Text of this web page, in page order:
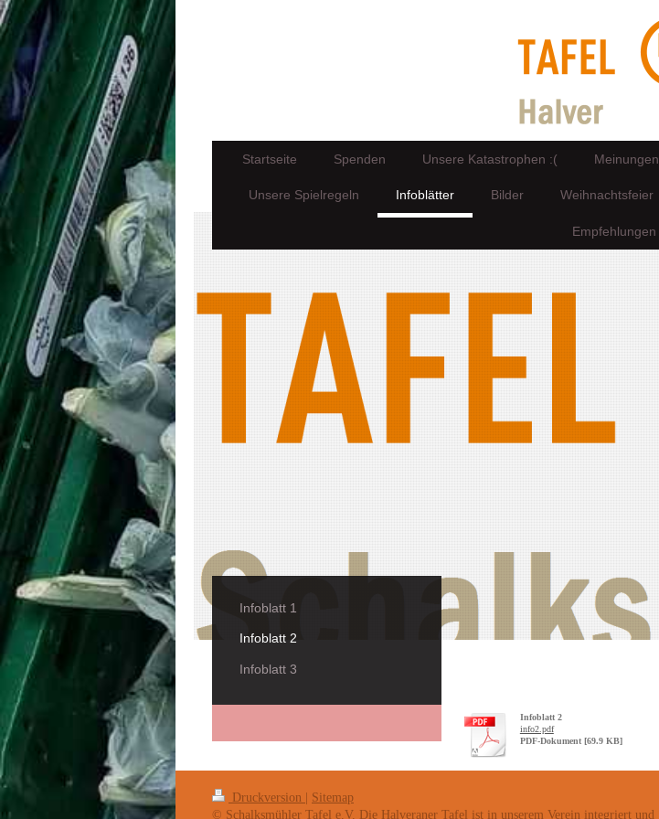
Startseite Spenden Unsere Katastrophen :( Meinungen
Unsere Spielregeln Infoblätter Bilder Weihnachtsfeier
Empfehlungen
Infoblatt 2
info2.pdf
PDF-Dokument [69.9 KB]
Infoblatt 1
Infoblatt 2
Infoblatt 3
Druckversion
Sitemap
© Schalksmühler Tafel e.V. Die Halveraner Tafel ist in unserem Verein integriert und